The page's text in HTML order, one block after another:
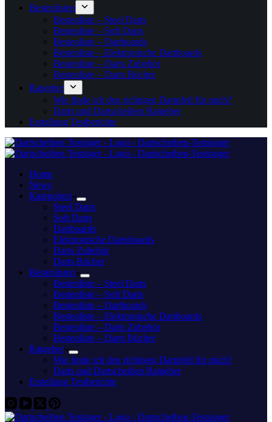
Bestenlisten
Bestenliste – Steel Darts
Bestenliste – Soft Darts
Bestenliste – Dartboards
Bestenliste – Elektronische Dartboards
Bestenliste – Darts Zubehör
Bestenliste – Darts Bücher
Ratgeber
Wie finde ich den richtigen Dartpfeil für mich?
Darts und Dartscheiben Ratgeber
Erstellung Testberichte
Home
News
Kategorien
Steel Darts
Soft Darts
Dartboards
Elektronische Dartsboards
Darts Zubehör
Darts Bücher
Bestenlisten
Bestenliste – Steel Darts
Bestenliste – Soft Darts
Bestenliste – Dartboards
Bestenliste – Elektronische Dartboards
Bestenliste – Darts Zubehör
Bestenliste – Darts Bücher
Ratgeber
Wie finde ich den richtigen Dartpfeil für mich?
Darts und Dartscheiben Ratgeber
Erstellung Testberichte